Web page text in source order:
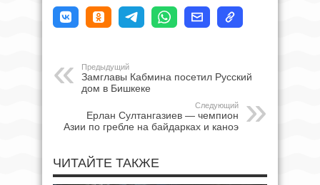
Предыдущий
Замглавы Кабмина посетил Русский
дом в Бишкеке
Следующий
Ерлан Султангазиев — чемпион
Азии по гребле на байдарках и каноэ
ЧИТАЙТЕ ТАКЖЕ